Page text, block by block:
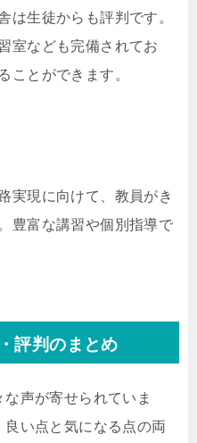
は生徒からも評判です。
室なども完備されてお
ことができます。
実現に向けて、教員がき
豊富な講習や個別指導で
評判のまとめ
声が寄せられていま
い点と気になる点の両